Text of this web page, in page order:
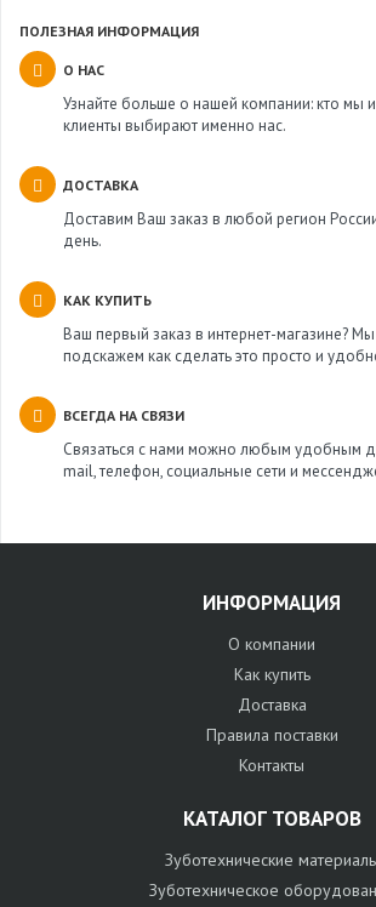
ПОЛЕЗНАЯ ИНФОРМАЦИЯ
О НАС
Узнайте больше о нашей компании: кто мы
клиенты выбирают именно нас.
ДОСТАВКА
Доставим Ваш заказ в любой регион
день.
КАК КУПИТЬ
Ваш первый заказ в интернет-магазине?
подскажем как сделать это просто и
ВСЕГДА НА СВЯЗИ
Связаться с нами можно любым удобным
mail, телефон, социальные сети и
ИНФОРМАЦИЯ
О компании
Как купить
Доставка
Правила поставки
Контакты
КАТАЛОГ ТОВАРОВ
Зуботехнические
Зуботехническое